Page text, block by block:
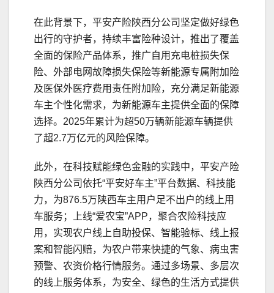
在此背景下，平安产险陕西分公司坚定做好绿色
出行的守护者，持续丰富险种设计，推出了覆盖
全面的保险产品体系，推广自用充电桩损失保
险、外部电网故障损失保险等新能源专属附加险
及医保外医疗费用责任附加险，充分满足新能源
车主个性化需求，为新能源车主提供全面的保障
选择。2025年累计为超50万辆新能源车辆提供
了超2.7万亿元的风险保障。
此外，在科技赋能绿色金融的实践中，平安产险
陕西分公司依托“平安好车主”平台数据、科技能
力，为876.5万陕西车主用户足不出户的线上用
车服务；上线“爱农宝”APP，聚合农险科技应
用，实现农户线上自助投保、智能验标、线上报
案和智能闪赔，为农户带来快捷的气象、病虫害
预警、农资价格行情服务。通过多场景、多层次
的线上服务体系，为安全、绿色的生活方式提供